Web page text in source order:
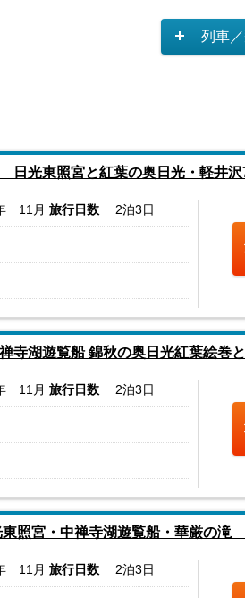
列車
日光東照宮と紅葉の奥日光・軽井
11月 旅行日数 2泊3日
寺湖遊覧船 錦秋の奥日光紅葉絵巻
11月 旅行日数 2泊3日
照宮・中禅寺湖遊覧船・華厳の滝
11月 旅行日数 2泊3日